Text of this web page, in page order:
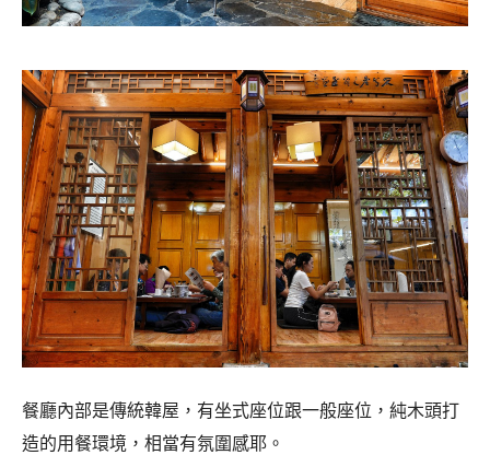
餐廳內部是傳統韓屋，有坐式座位跟一般座位，純木頭打
造的用餐環境，相當有氛圍感耶。